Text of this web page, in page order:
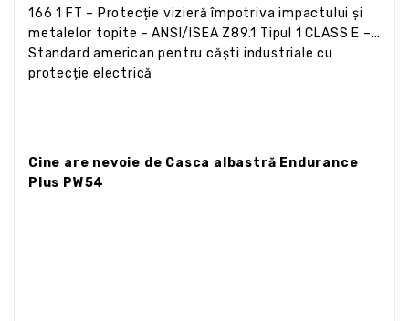
166 1 FT – Protecție vizieră împotriva impactului și
metalelor topite - ANSI/ISEA Z89.1 Tipul 1 CLASS E –
Standard american pentru căști industriale cu
protecție electrică
Cine are nevoie de Casca albastră Endurance
Plus PW54